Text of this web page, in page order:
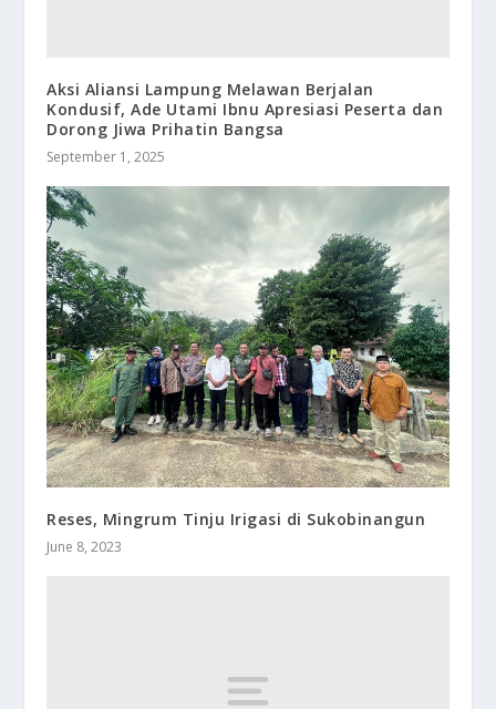
Aksi Aliansi Lampung Melawan Berjalan
Kondusif, Ade Utami Ibnu Apresiasi Peserta dan
Dorong Jiwa Prihatin Bangsa
September 1, 2025
Reses, Mingrum Tinju Irigasi di Sukobinangun
June 8, 2023